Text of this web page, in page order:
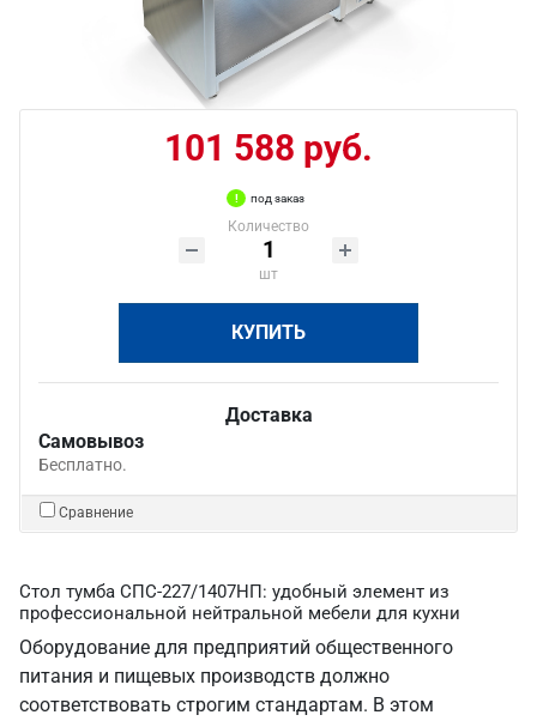
101 588 руб.
под заказ
Количество
шт
КУПИТЬ
Доставка
Самовывоз
Бесплатно.
Сравнение
Стол тумба СПС-227/1407НП: удобный элемент из
профессиональной нейтральной мебели для кухни
Оборудование для предприятий общественного
питания и пищевых производств должно
соответствовать строгим стандартам. В этом